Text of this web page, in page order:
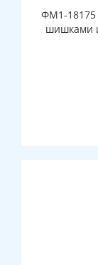
ФМ1-18175
шишками